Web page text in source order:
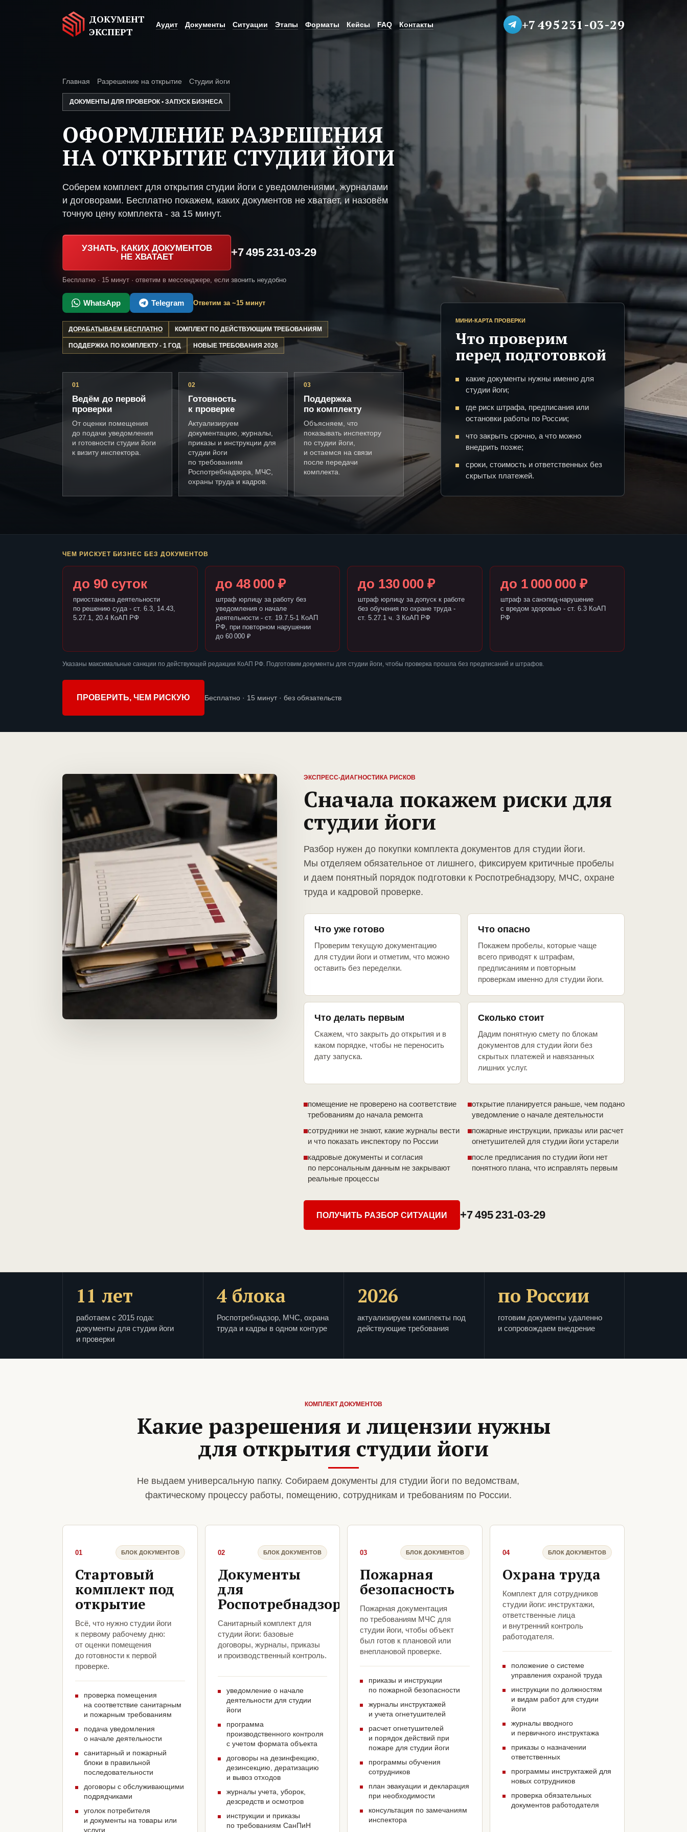
ДОКУМЕНТ
ЭКСПЕРТ
Аудит Документы Ситуации Этапы Форматы Кейсы FAQ Контакты +7 495 231-03-29
Главная Разрешение на открытие Студии йоги
ДОКУМЕНТЫ ДЛЯ ПРОВЕРОК • ЗАПУСК БИЗНЕСА
ОФОРМЛЕНИЕ РАЗРЕШЕНИЯ
НА ОТКРЫТИЕ СТУДИИ ЙОГИ
Соберем комплект для открытия студии йоги с уведомлениями, журналами
и договорами. Бесплатно покажем, каких документов не хватает, и назовём
точную цену комплекта - за 15 минут.
УЗНАТЬ, КАКИХ ДОКУМЕНТОВ
НЕ ХВАТАЕТ
+7 495 231-03-29
Бесплатно · 15 минут · ответим в мессенджере, если звонить неудобно
WhatsApp Telegram Ответим за ~15 минут
ДОРАБАТЫВАЕМ БЕСПЛАТНО КОМПЛЕКТ ПО ДЕЙСТВУЮЩИМ ТРЕБОВАНИЯМ
ПОДДЕРЖКА ПО КОМПЛЕКТУ - 1 ГОД НОВЫЕ ТРЕБОВАНИЯ 2026
01
Ведём до первой
проверки
От оценки помещения
до подачи уведомления
и готовности студии йоги
к визиту инспектора.
02
Готовность
к проверке
Актуализируем
документацию, журналы,
приказы и инструкции для
студии йоги
по требованиям
Роспотребнадзора, МЧС,
охраны труда и кадров.
03
Поддержка
по комплекту
Объясняем, что
показывать инспектору
по студии йоги,
и остаемся на связи
после передачи
комплекта.
МИНИ-КАРТА ПРОВЕРКИ
Что проверим
перед подготовкой
какие документы нужны именно для
студии йоги;
где риск штрафа, предписания или
остановки работы по России;
что закрыть срочно, а что можно
внедрить позже;
сроки, стоимость и ответственных без
скрытых платежей.
ЧЕМ РИСКУЕТ БИЗНЕС БЕЗ ДОКУМЕНТОВ
до 90 суток
приостановка деятельности
по решению суда - ст. 6.3, 14.43,
5.27.1, 20.4 КоАП РФ
до 48 000 ₽
штраф юрлицу за работу без
уведомления о начале
деятельности - ст. 19.7.5-1 КоАП
РФ, при повторном нарушении
до 60 000 ₽
до 130 000 ₽
штраф юрлицу за допуск к работе
без обучения по охране труда -
ст. 5.27.1 ч. 3 КоАП РФ
до 1 000 000 ₽
штраф за санэпид-нарушение
с вредом здоровью - ст. 6.3 КоАП
РФ
Указаны максимальные санкции по действующей редакции КоАП РФ. Подготовим документы для студии йоги, чтобы проверка прошла без предписаний и штрафов.
ПРОВЕРИТЬ, ЧЕМ РИСКУЮ Бесплатно · 15 минут · без обязательств
ЭКСПРЕСС-ДИАГНОСТИКА РИСКОВ
Сначала покажем риски для
студии йоги
Разбор нужен до покупки комплекта документов для студии йоги.
Мы отделяем обязательное от лишнего, фиксируем критичные пробелы
и даем понятный порядок подготовки к Роспотребнадзору, МЧС, охране
труда и кадровой проверке.
Что уже готово
Проверим текущую документацию
для студии йоги и отметим, что можно
оставить без переделки.
Что опасно
Покажем пробелы, которые чаще
всего приводят к штрафам,
предписаниям и повторным
проверкам именно для студии йоги.
Что делать первым
Скажем, что закрыть до открытия и в
каком порядке, чтобы не переносить
дату запуска.
Сколько стоит
Дадим понятную смету по блокам
документов для студии йоги без
скрытых платежей и навязанных
лишних услуг.
помещение не проверено на соответствие
требованиям до начала ремонта
открытие планируется раньше, чем подано
уведомление о начале деятельности
сотрудники не знают, какие журналы вести
и что показать инспектору по России
пожарные инструкции, приказы или расчет
огнетушителей для студии йоги устарели
кадровые документы и согласия
по персональным данным не закрывают
реальные процессы
после предписания по студии йоги нет
понятного плана, что исправлять первым
ПОЛУЧИТЬ РАЗБОР СИТУАЦИИ +7 495 231-03-29
11 лет
работаем с 2015 года:
документы для студии йоги
и проверки
4 блока
Роспотребнадзор, МЧС, охрана
труда и кадры в одном контуре
2026
актуализируем комплекты под
действующие требования
по России
готовим документы удаленно
и сопровождаем внедрение
КОМПЛЕКТ ДОКУМЕНТОВ
Какие разрешения и лицензии нужны
для открытия студии йоги
Не выдаем универсальную папку. Собираем документы для студии йоги по ведомствам,
фактическому процессу работы, помещению, сотрудникам и требованиям по России.
01 БЛОК ДОКУМЕНТОВ
Стартовый
комплект под
открытие
Всё, что нужно студии йоги
к первому рабочему дню:
от оценки помещения
до готовности к первой
проверке.
проверка помещения
на соответствие санитарным
и пожарным требованиям
подача уведомления
о начале деятельности
санитарный и пожарный
блоки в правильной
последовательности
договоры с обслуживающими
подрядчиками
уголок потребителя
и документы на товары или
услуги
02 БЛОК ДОКУМЕНТОВ
Документы
для
Роспотребнадзора
Санитарный комплект для
студии йоги: базовые
договоры, журналы, приказы
и производственный контроль.
уведомление о начале
деятельности для студии
йоги
программа
производственного контроля
с учетом формата объекта
договоры на дезинфекцию,
дезинсекцию, дератизацию
и вывоз отходов
журналы учета, уборок,
дезсредств и осмотров
инструкции и приказы
по требованиям СанПиН
03 БЛОК ДОКУМЕНТОВ
Пожарная
безопасность
Пожарная документация
по требованиям МЧС для
студии йоги, чтобы объект
был готов к плановой или
внеплановой проверке.
приказы и инструкции
по пожарной безопасности
журналы инструктажей
и учета огнетушителей
расчет огнетушителей
и порядок действий при
пожаре для студии йоги
программы обучения
сотрудников
план эвакуации и декларация
при необходимости
консультация по замечаниям
инспектора
04 БЛОК ДОКУМЕНТОВ
Охрана труда
Комплект для сотрудников
студии йоги: инструктажи,
ответственные лица
и внутренний контроль
работодателя.
положение о системе
управления охраной труда
инструкции по должностям
и видам работ для студии
йоги
журналы вводного
и первичного инструктажа
приказы о назначении
ответственных
программы инструктажей для
новых сотрудников
проверка обязательных
документов работодателя